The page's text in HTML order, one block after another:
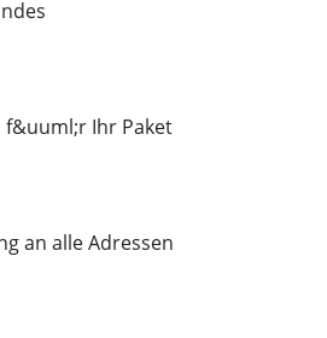
Ihr Paket
an alle Adressen